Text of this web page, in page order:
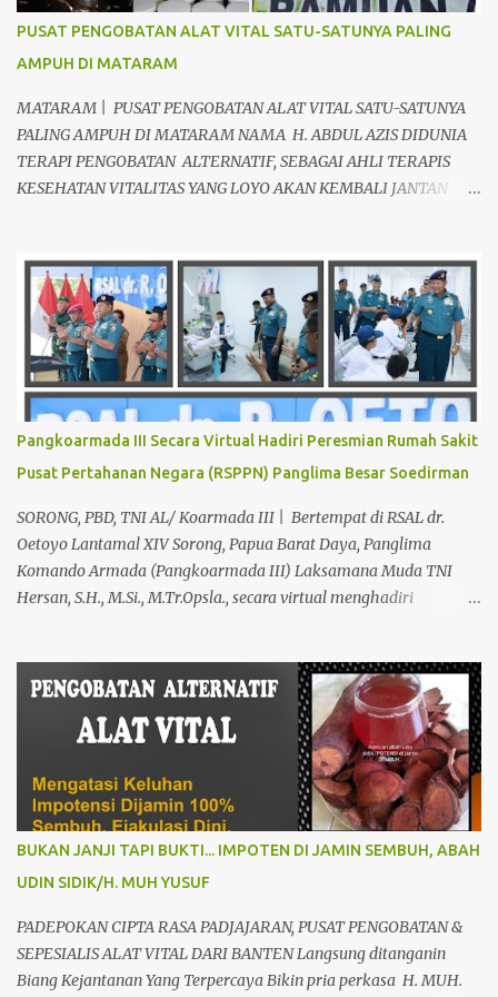
PUSAT PENGOBATAN ALAT VITAL SATU-SATUNYA PALING
AMPUH DI MATARAM
MATARAM | PUSAT PENGOBATAN ALAT VITAL SATU-SATUNYA
PALING AMPUH DI MATARAM NAMA H. ABDUL AZIS DIDUNIA
TERAPI PENGOBATAN ALTERNATIF, SEBAGAI AHLI TERAPIS
KESEHATAN VITALITAS YANG LOYO AKAN KEMBALI JANTAN
Prakteknya Yang sudah menyebar diseluruh daerah di Indonesia
Sangat Dibutuhkan di Mata Warga Membuat Pengobatan
Keperkasaan Pria, H. Abdul Azis sangat direkomendasikan. ANDA
INGIN MENCARI PENGOBATAN KEPERKASAAN Paling Ampuh Di
Kota Terdekat Di Mataram,? Kami Solusinya Jituh Ampuh , Tepat
Serta Dengan Waktu Yang Cepat Untuk Menyembuhkan Berbagai
keluhan Alat Vital Yang Anda Derita Atau Kurang Percaya Diri.
Pilih Salah Satu Keahlian Nya Sebab Pengobatan TRADISIONAL
Kami Memberikan Solusi Untuk Keharmonisan Rumah Tangga
Yang Benar-benar Manjur Khasiatnya, Dan Bertanggung Jawab
Serta Bergaransi.? Kali ini, H. Abdul Azis Hadir Di Pro...
Pangkoarmada III Secara Virtual Hadiri Peresmian Rumah Sakit
Pusat Pertahanan Negara (RSPPN) Panglima Besar Soedirman
SORONG, PBD, TNI AL/ Koarmada III | Bertempat di RSAL dr.
Oetoyo Lantamal XIV Sorong, Papua Barat Daya, Panglima
Komando Armada (Pangkoarmada III) Laksamana Muda TNI
Hersan, S.H., M.Si., M.Tr.Opsla., secara virtual menghadiri
tersebar di seluruh Indonesia, oleh Presiden Republik Indonesia Ir.
H. Jokowi Widodo yang didampingi Menteri Pertahanan RI
Prabowo Subianto, adapun peresmian tersebut diselenggarakan di
RSPPN, Jl. RC. Veteran Raya No.178, Bintaro, Kec. Pesanggrahan,
Kota Jakarta Selatan. Senin (19/02/24). Presiden Republik
Indonesia sangat menghargai dan mengapresiasi pembangunan
Rumah Sakit Pusat Pertahanan Negara Panglima Besar Sudirman
dan 25 Rumah Sakit TNI termasuk RSAL dr. Oetoyo Lantamal XIV
Sorong, yang diinisiasi oleh Kementerian Pertahanan, dan
mengharapkan dengan fasilitas dan peralatan yang sangat
modern, RSPPN Panglima Sudirman dapat menjadi rujukan bagi
Kem...
BUKAN JANJI TAPI BUKTI... IMPOTEN DI JAMIN SEMBUH, ABAH
UDIN SIDIK/H. MUH YUSUF
PADEPOKAN CIPTA RASA PADJAJARAN, PUSAT PENGOBATAN &
SEPESIALIS ALAT VITAL DARI BANTEN Langsung ditanganin
Biang Kejantanan Yang Terpercaya Bikin pria perkasa H. MUH.